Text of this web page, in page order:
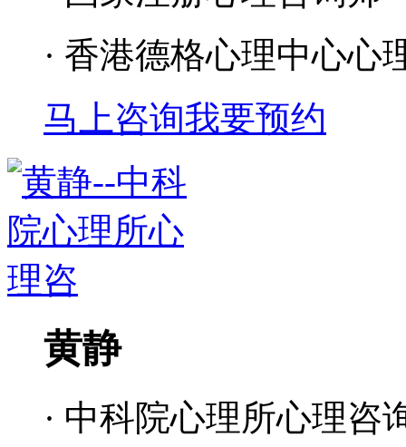
· 香港德格心理中心心
马上咨询我要预约
黄静
· 中科院心理所心理咨